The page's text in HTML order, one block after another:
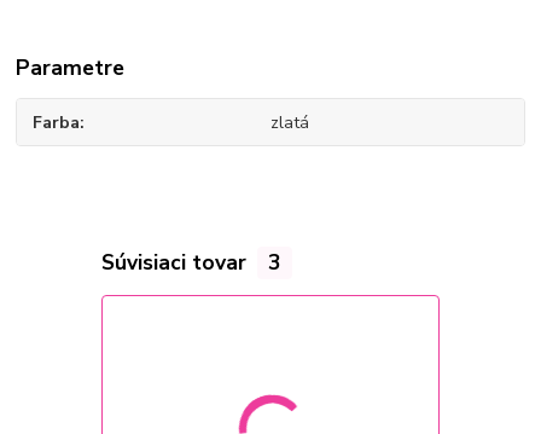
Parametre
Farba zlatá
Súvisiaci tovar 3